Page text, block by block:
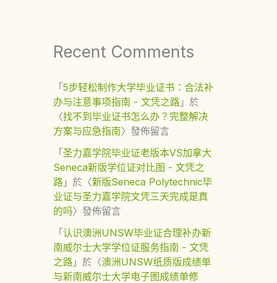
Recent Comments
「5步轻松制作大学毕业证书：合法补
办与注意事项指南 - 文凭之路 」於
〈找不到毕业证书怎么办？完整解决
方案与应急指南〉發佈留言
「圣力嘉学院毕业证老版本VS加拿大
Seneca新版学位证对比图 - 文凭之
路 」於〈新版Seneca Polytechnic毕
业证与圣力嘉学院文凭三天完成是真
的吗〉發佈留言
「认识澳洲UNSW毕业证合理补办新
南威尔士大学学位证服务指南 - 文凭
之路 」於〈澳洲UNSW纸质版成绩单
与新南威尔士大学电子图成绩单修